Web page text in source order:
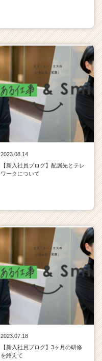
2023.08.14
【新入社員ブログ】配属先とテレ
ワークについて
2023.07.18
【新入社員ブログ】3ヶ月の研修
を終えて